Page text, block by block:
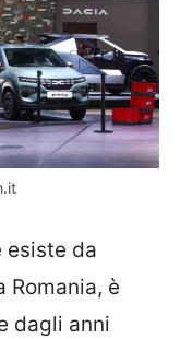
esiste da
Romania, è
dagli anni